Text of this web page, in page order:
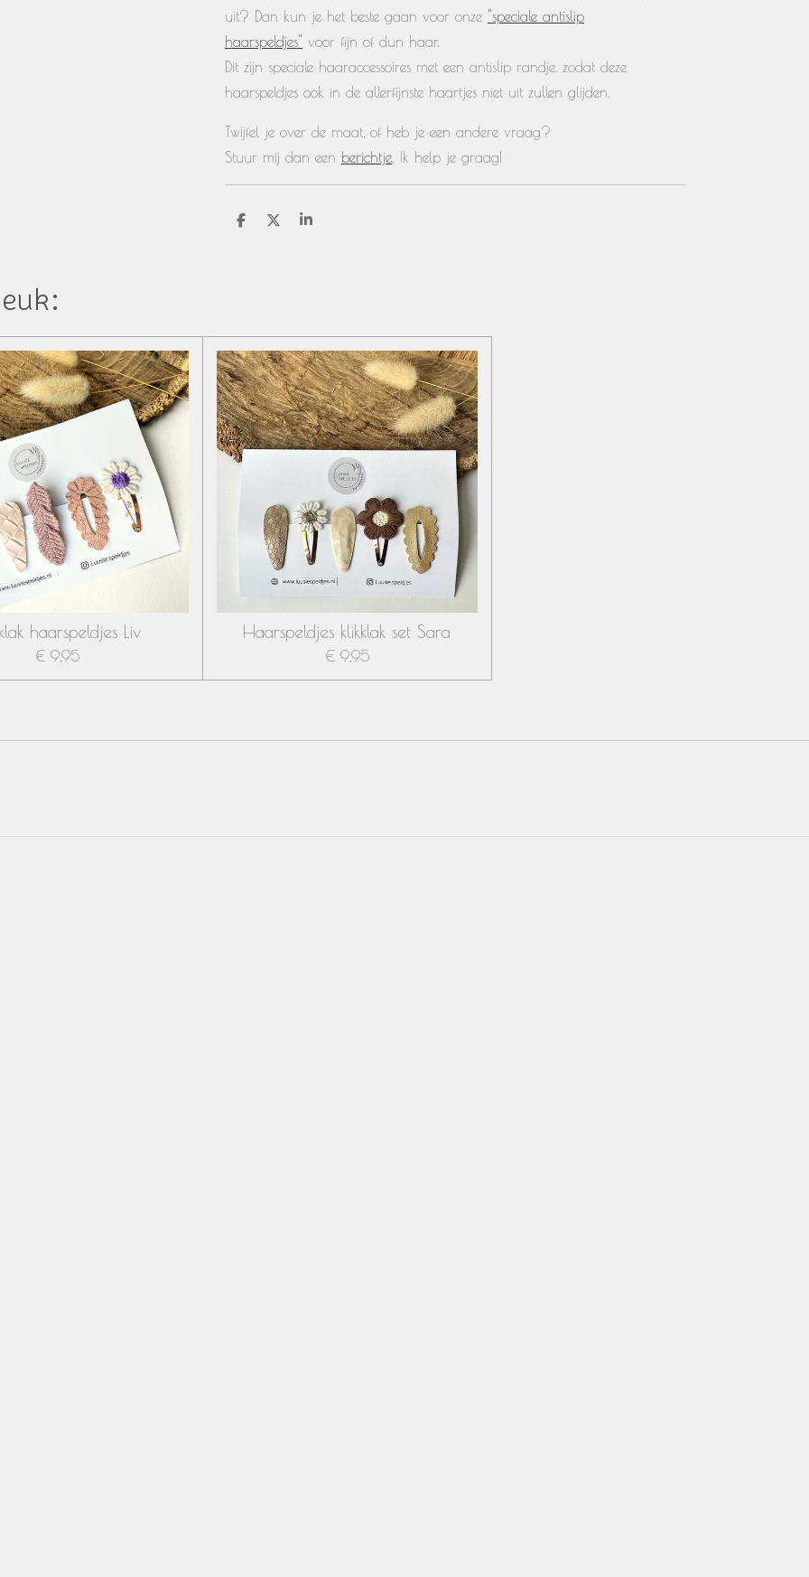
uit? Dan kun je het beste gaan voor onze "speciale antislip
haarspeldjes" voor fijn of dun haar.
Dit zijn speciale haaraccessoires met een antislip randje, zodat deze
haarspeldjes ook in de allerfijnste haartjes niet uit zullen glijden.
Twijfel je over de maat, of heb je een andere vraag?
Stuur mij dan een berichtje . Ik help je graag!
D
D
S
haarspeldjes Liv
€ 9,95
Haarspeldjes klikklak set Sara
€ 9,95